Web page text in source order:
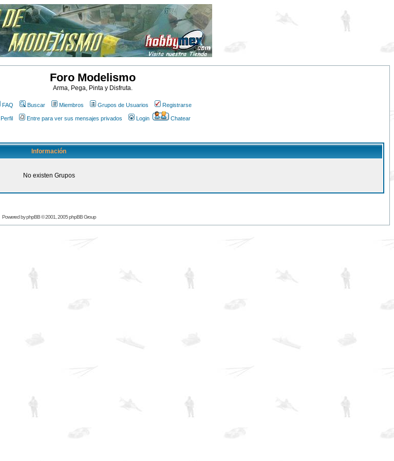
Foro Modelismo
Arma, Pega, Pinta y Disfruta.
FAQ Buscar Miembros Grupos de Usuarios Registrarse
Perfil Entre para ver sus mensajes privados Login Chatear
Información
No existen Grupos
Powered byphpBB© 2001, 2005 phpBB Group